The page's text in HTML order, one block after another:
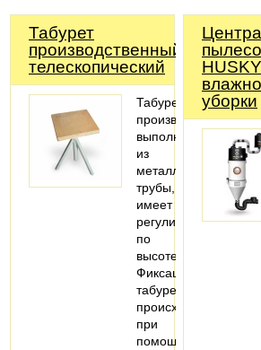
Табурет
производственный
телескопический
Табурет
производственный
выполнен
из
металлической
трубы,
имеет
регулировку
по
высоте.
Фиксация
табурета
происходит
при
помощи
уборки